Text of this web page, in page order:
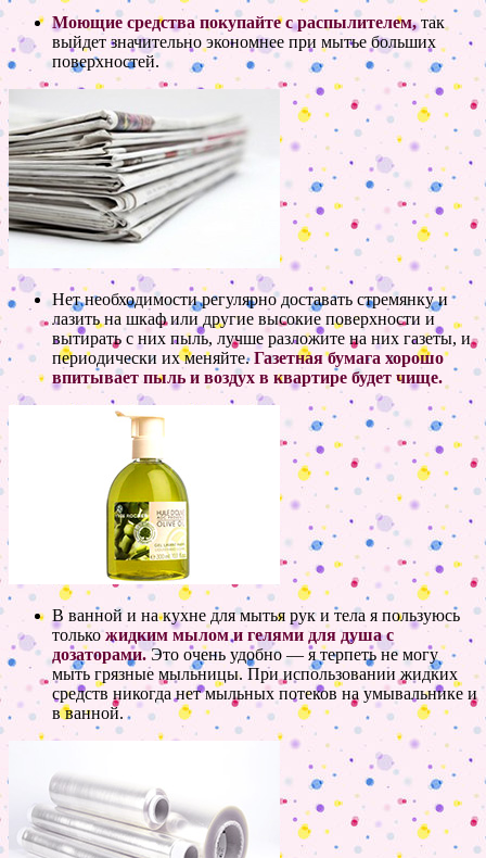
Моющие средства покупайте с распылителем,так
выйдет значительно экономнее при мытье больших
поверхностей.
Нет необходимости регулярно доставать стремянку и
лазить на шкаф или другие высокие поверхности и
вытирать с них пыль, лучше разложите на них газеты, и
периодически их меняйте.Газетная бумага хорошо
впитывает пыль и воздух в квартире будет чище.
В ванной и на кухне для мытья рук и тела я пользуюсь
толькожидким мылом и гелями для душа с
дозаторами. Это очень удобно — я терпеть не могу
мыть грязные мыльницы. При использовании жидких
средств никогда нет мыльных потеков на умывальнике и
в ванной.